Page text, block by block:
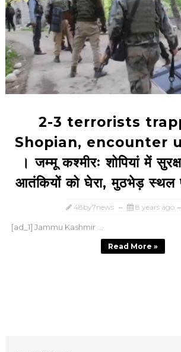
2-3 terrorists
Shopian, encounter
। जम्मू कश्मीरः शोपियां में
आतंकियों को घेरा, मुठभेड़ स्थल
48by7news 8 years ago
[ad_1] Jammu Kashmir ...
Read More »